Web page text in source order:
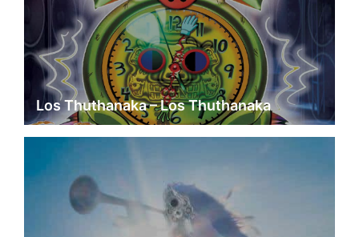
Los Thuthanaka – Los Thuthanaka